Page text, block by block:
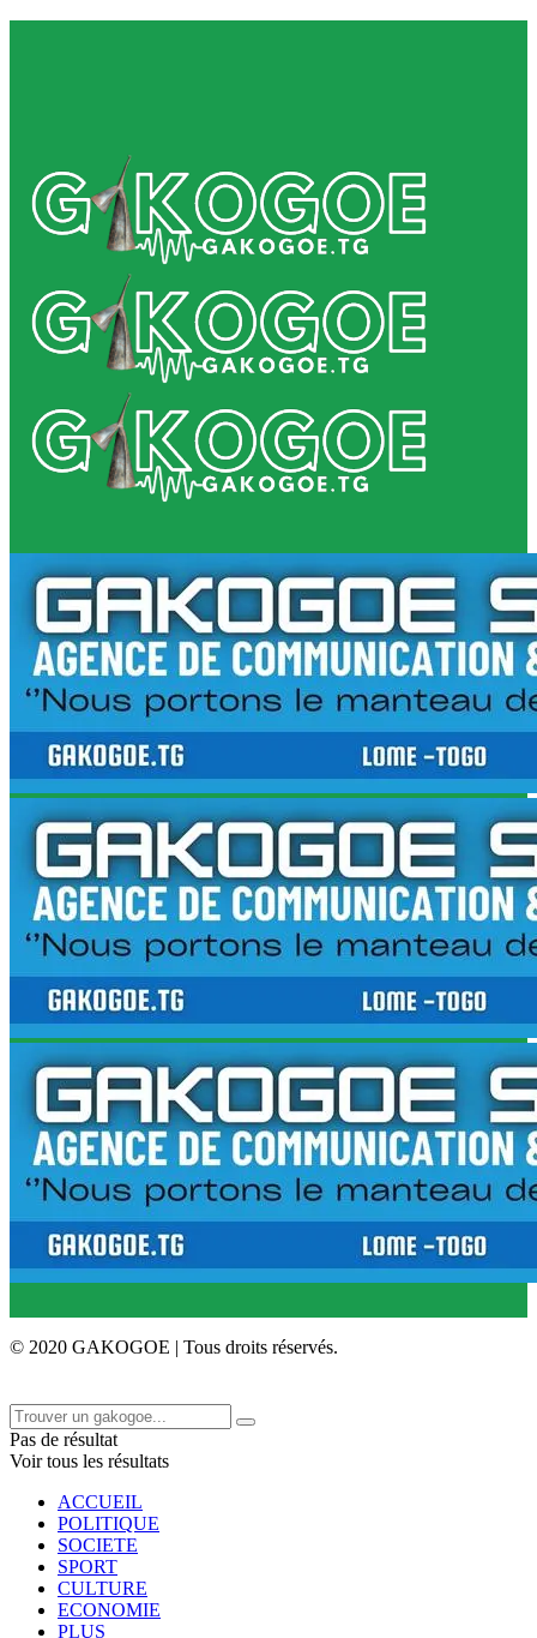
© 2020 GAKOGOE | Tous droits réservés.
Pas de résultat
Voir tous les résultats
ACCUEIL
POLITIQUE
SOCIETE
SPORT
CULTURE
ECONOMIE
PLUS